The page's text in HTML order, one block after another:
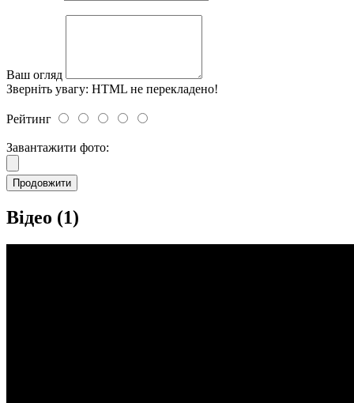
Ваш огляд
Зверніть увагу: HTML не перекладено!
Рейтинг
Завантажити фото:
Продовжити
Відео (1)